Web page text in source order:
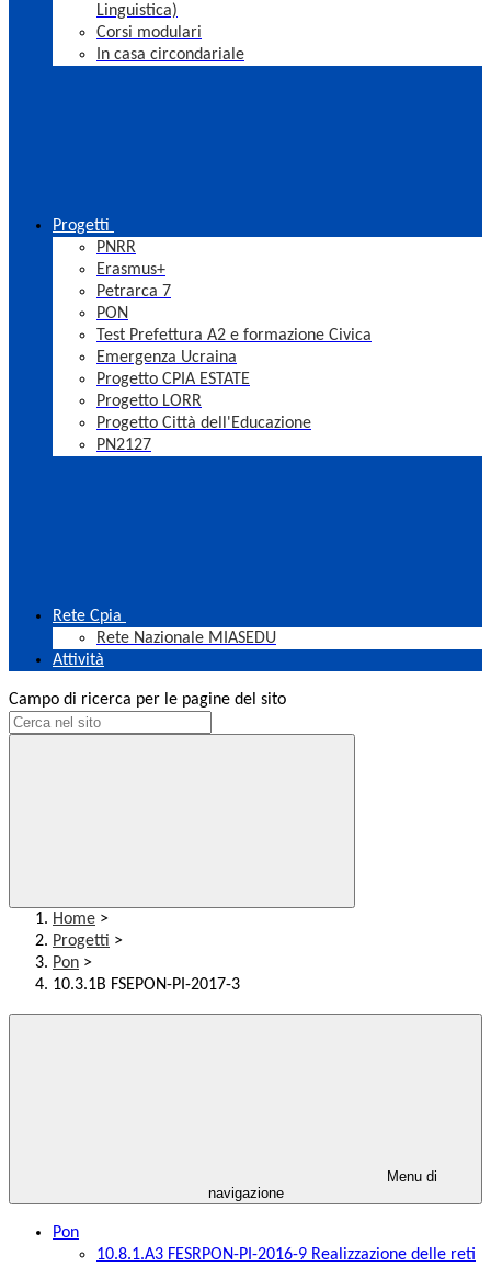
Linguistica)
Corsi modulari
In casa circondariale
Progetti
PNRR
Erasmus+
Petrarca 7
PON
Test Prefettura A2 e formazione Civica
Emergenza Ucraina
Progetto CPIA ESTATE
Progetto LORR
Progetto Città dell'Educazione
PN2127
Rete Cpia
Rete Nazionale MIASEDU
Attività
Campo di ricerca per le pagine del sito
Home >
Progetti >
Pon >
10.3.1B FSEPON-PI-2017-3
Menu di
navigazione
Pon
10.8.1.A3 FESRPON-PI-2016-9 Realizzazione delle reti